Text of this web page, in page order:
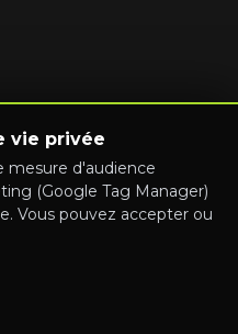
vie privée
mesure d'audience
(Google Tag Manager)
Vous pouvez accepter ou